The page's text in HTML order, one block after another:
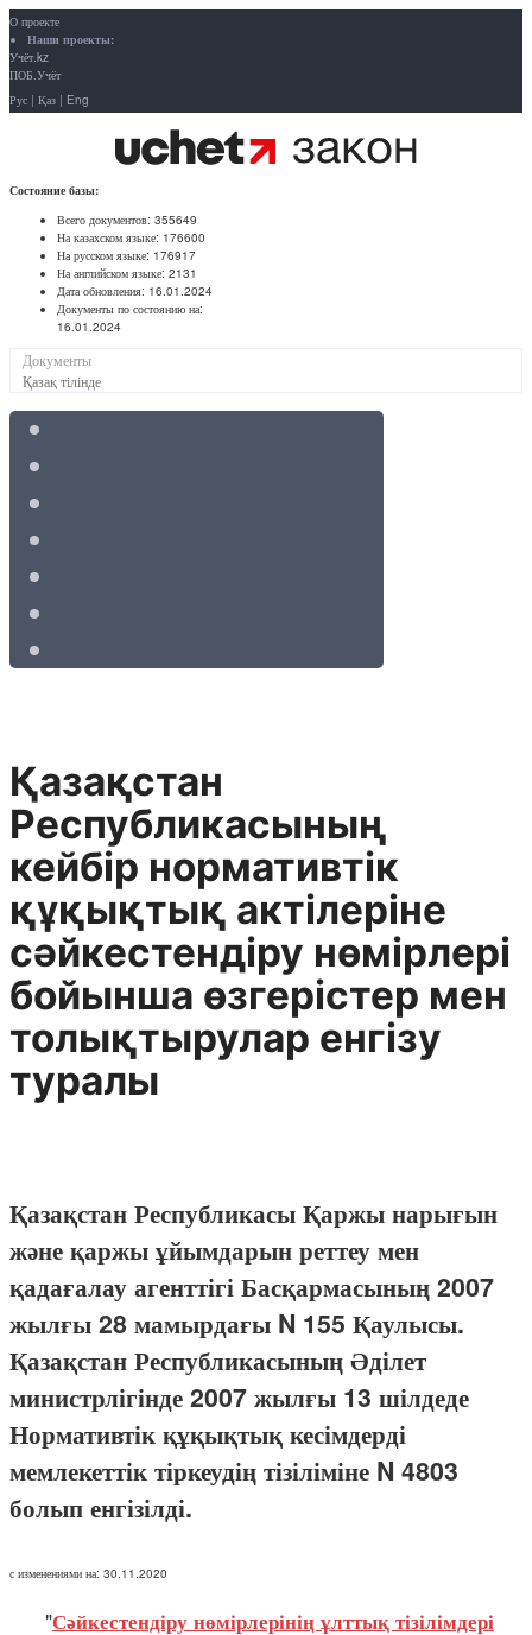
О проекте
Наши проекты:
Учёт.kz
ПОБ.Учёт
Рус | Қаз | Eng
Состояние базы:
Всего документов: 355649
На казахском языке: 176600
На русском языке: 176917
На английском языке: 2131
Дата обновления: 16.01.2024
Документы по состоянию на:
16.01.2024
Документы
Қазақ тілінде
Қазақстан
Республикасының
кейбір нормативтік
құқықтық актілеріне
сәйкестендіру нөмірлері
бойынша өзгерістер мен
толықтырулар енгізу
туралы
Қазақстан Республикасы Қаржы нарығын
және қаржы ұйымдарын реттеу мен
қадағалау агенттігі Басқармасының 2007
жылғы 28 мамырдағы N 155 Қаулысы.
Қазақстан Республикасының Әділет
министрлігінде 2007 жылғы 13 шілдеде
Нормативтік құқықтық кесімдерді
мемлекеттік тіркеудің тізіліміне N 4803
болып енгізілді.
с изменениями на: 30.11.2020
"Сәйкестендіру нөмірлерінің ұлттық тізілімдері